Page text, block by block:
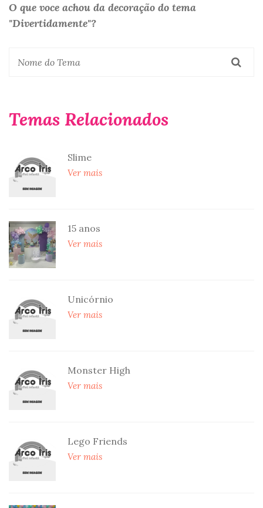
O que voce achou da decoração do tema
"Divertidamente"?
Temas Relacionados
Slime
Ver mais
15 anos
Ver mais
Unicórnio
Ver mais
Monster High
Ver mais
Lego Friends
Ver mais